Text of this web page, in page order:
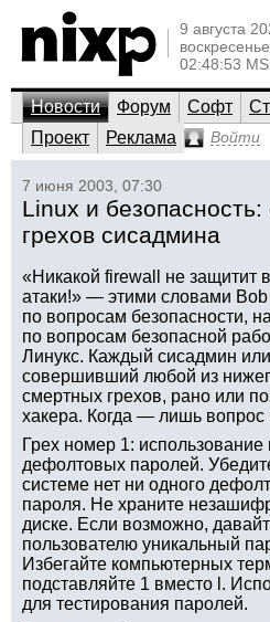
9 августа
воскресенье,
02:48:53
Новости Форум Софт
Проект
Реклама Войти
7 июня 2003, 07:30
Linux и
грехов сисадмина
«Никакой firewall не защитит
атаки!» — этими словами Bob
по вопросам безопасности,
по вопросам безопасной
Линукс. Каждый сисадмин
совершивший любой из
смертных грехов, рано или
хакера. Когда — лишь вопрос
Грех номер 1: использование
дефолтовых паролей.
системе нет ни одного
пароля. Не храните
диске. Если возможно,
пользователю уникальный
Избегайте компьютерных
подставляйте 1 вместо l.
для тестирования паролей.